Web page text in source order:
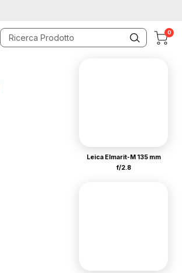
0
Leica Elmarit-M 135 mm
f/2.8